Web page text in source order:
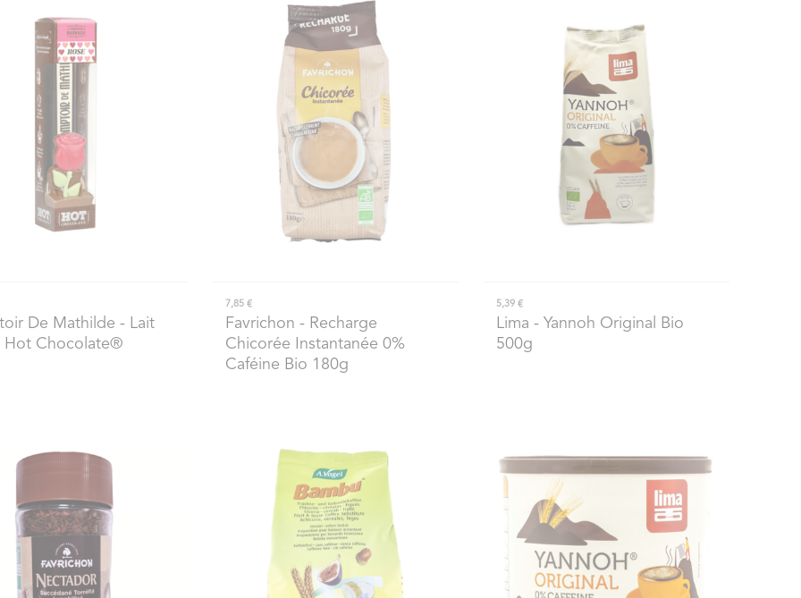
De Mathilde - Lait
Hot Chocolate®
7,85 €
Favrichon - Recharge
Chicorée Instantanée 0%
Caféine Bio 180g
5,39 €
Lima - Yannoh Original Bio
500g